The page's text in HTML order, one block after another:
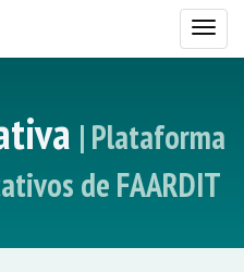
Toggle
| Plataforma
de FAARDIT